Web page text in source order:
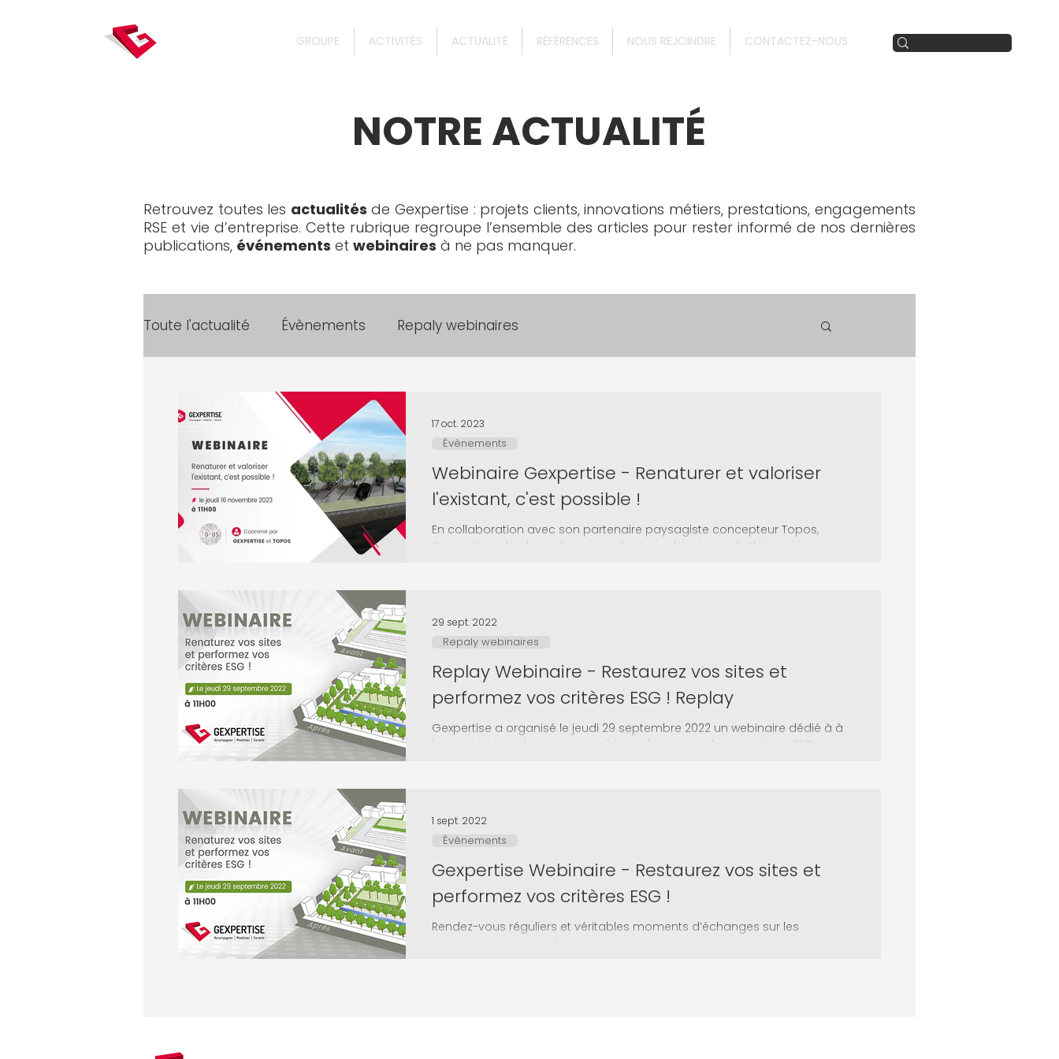
GROUPE ACTIVITÉS ACTUALITÉ RÉFÉRENCES NOUS REJOINDRE CONTACTEZ-NOUS
NOTRE ACTUALITÉ
Retrouvez toutes les actualités de Gexpertise : projets clients, innovations métiers, prestations, engagements
RSE et vie d’entreprise. Cette rubrique regroupe l’ensemble des articles pour rester informé de nos dernières
publications, événements et webinaires à ne pas manquer.
Toute l'actualité Évènements Repaly webinaires
Webinaire Gexpertise - Renaturer et valoriser
l'existant, c'est possible !
En collaboration avec son partenaire paysagiste concepteur Topos,
Gexpertise a le plaisir de vous inviter au webinaire sur la thématique...
Évènements
17 oct. 2023
Replay Webinaire - Restaurez vos sites et
performez vos critères ESG ! Replay
Gexpertise a organisé le jeudi 29 septembre 2022 un webinaire dédié à à
la renaturation de vos sites et à la performance de vos critères ESG
Repaly webinaires
29 sept. 2022
Gexpertise Webinaire - Restaurez vos sites et
performez vos critères ESG !
Rendez-vous réguliers et véritables moments d’échanges sur les
expertises et retours d’expériences,
Évènements
1 sept. 2022